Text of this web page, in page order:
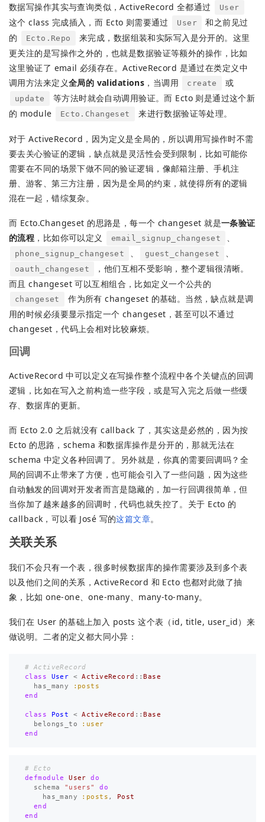
数据写操作其实与查询类似，ActiveRecord 全都通过 User
这个 class 完成插入，而 Ecto 则需要通过 User
和之前见过
的
Ecto.Repo
来完成，数据组装和实际写入是分开的。这里
更关注的是写操作之外的，也就是数据验证等额外的操作，比如
这里验证了 email 必须存在。ActiveRecord 是通过在类定义中
调用方法来定义全局的 validations ，当调用 create 或
update
等方法时就会自动调用验证。而 Ecto 则是通过这个新
的 module
Ecto.Changeset 来进行数据验证等处理。
对于 ActiveRecord，因为定义是全局的，所以调用写操作时不需
要去关心验证的逻辑，缺点就是灵活性会受到限制，比如可能你
需要在不同的场景下做不同的验证逻辑，像邮箱注册、手机注
册、游客、第三方注册，因为是全局的约束，就使得所有的逻辑
混在一起，错综复杂。
而 Ecto.Changeset 的思路是，每一个 changeset 就是一条验证
的流程 ，比如你可以定义 email_signup_changeset
phone_signup_changeset guest_changeset
oauth_changeset
，他们互相不受影响，整个逻辑很清晰。
而且 changeset 可以互相组合，比如定义一个公共的
changeset
作为所有 changeset 的基础。当然，缺点就是调
用的时候必须要显示指定一个 changeset，甚至可以不通过
changeset，代码上会相对比较麻烦。
回调
ActiveRecord 中可以定义在写操作整个流程中各个关键点的回调
逻辑，比如在写入之前构造一些字段，或是写入完之后做一些缓
存、数据库的更新。
而 Ecto 2.0 之后就没有 callback 了，其实这是必然的，因为按
Ecto 的思路，schema 和数据库操作是分开的，那就无法在
schema 中定义各种回调了。另外就是，你真的需要回调吗？全
局的回调不止带来了方便，也可能会引入了一些问题，因为这些
自动触发的回调对开发者而言是隐藏的，加一行回调很简单，但
当你加了越来越多的回调时，代码也就失控了。关于 Ecto 的
callback，可以看 José 写的这篇文章。
关联关系
我们不会只有一个表，很多时候数据库的操作需要涉及到多个表
以及他们之间的关系，ActiveRecord 和 Ecto 也都对此做了抽
象，比如 one-one、one-many、many-to-many。
我们在 User 的基础上加入 posts 这个表（id, title, user_id）来
做说明。二者的定义都大同小异：
# ActiveRecord
class
User < ActiveRecord ::Base
has_many
:posts
end
class Post < ActiveRecord ::Base
belongs_to
:user
end
# Ecto
defmodule
User
do
schema
"users"
do
has_many
:posts ,
Post
end
end